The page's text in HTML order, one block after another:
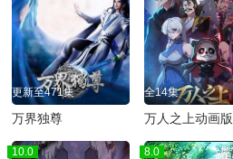
更新至471集
万界独尊
全14集
万人之上动画版
10.0 8.0